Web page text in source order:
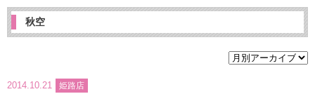
秋空
2014.10.21 姫路店
施設紹介